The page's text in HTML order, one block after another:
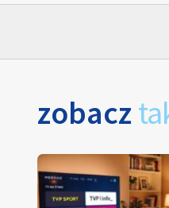
zobacz